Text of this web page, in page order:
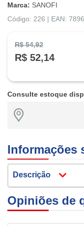
Marca: SANOFI
Código: 226 | EAN:
R$ 54,92
R$ 52,14
Consulte estoque
Informações
Descrição
Opiniões de